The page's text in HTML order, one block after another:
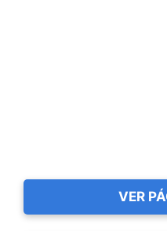
VER